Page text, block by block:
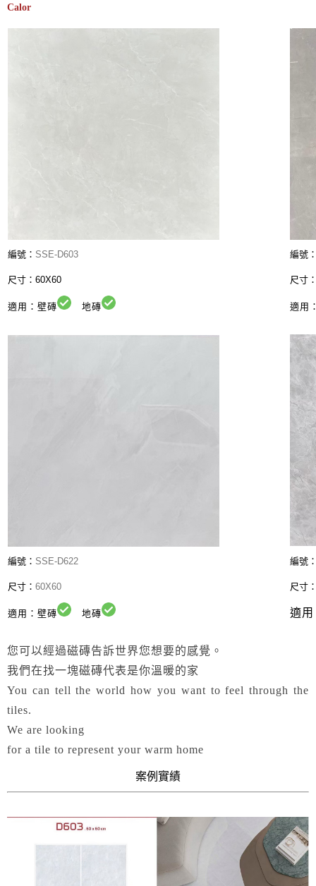
Calor
編號： SSE-D603
尺寸：60X60
適用：壁磚 地磚
編號
尺寸
適用
編號： SSE-D622
尺寸： 60X60
適用：壁磚 地磚
編號
尺寸
適用
您可以經過磁磚告訴世界您想要的感覺。
我們在找一塊磁磚代表是你溫暖的家
You can tell the world how you want to feel through the
tiles.
We are looking
for a tile to represent your warm home
案例實績